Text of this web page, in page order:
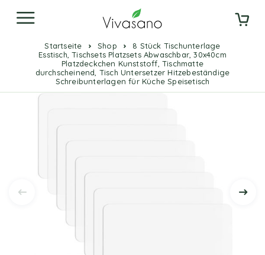
Startseite Shop
8 Stück Tischunterlage
Esstisch, Tischsets Platzsets Abwaschbar, 30x40cm
Platzdeckchen Kunststoff, Tischmatte
durchscheinend, Tisch Untersetzer Hitzebeständige
Schreibunterlagen für Küche Speisetisch